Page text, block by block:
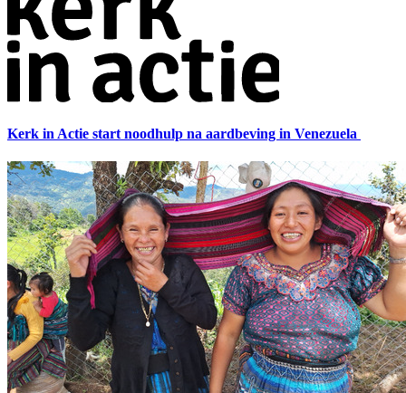
Kerk in Actie start noodhulp na aardbeving in Venezuela